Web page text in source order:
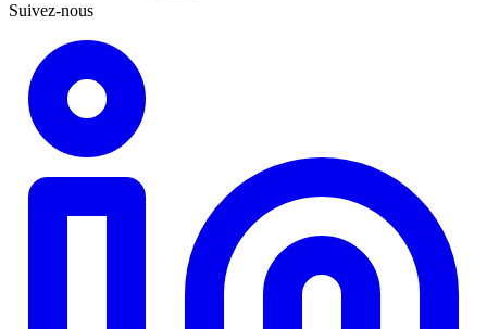
Suivez-nous